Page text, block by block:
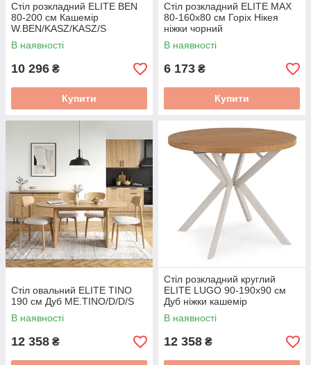
Стіл розкладний ELITE BEN
80-200 см Кашемір
W.BEN/KASZ/KASZ/S
В наявності
10 296 ₴
Купити
Стіл розкладний ELITE MAX
80-160х80 см Горіх Нікея
ніжки чорний
W.MAX/ONI/CZ/S
В наявності
6 173 ₴
Купити
Стіл овальний ELITE TINO
190 см Дуб ME.TINO/D/D/S
В наявності
12 358 ₴
Стіл розкладний круглий
ELITE LUGO 90-190х90 см
Дуб ніжки кашемір
ME.LUGO/D/KASZ/S
В наявності
12 358 ₴